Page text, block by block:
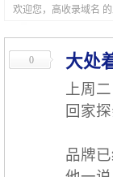
欢迎您，高收录域名 的
0 大处
上周
回家
品牌